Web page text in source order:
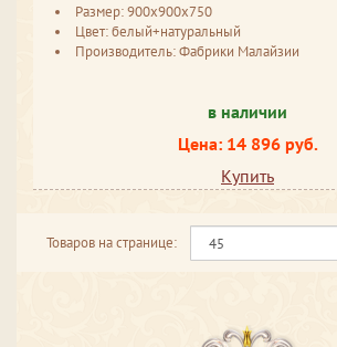
Размер: 900x900x750
Цвет: белый+натуральный
Производитель: Фабрики Малайзии
в наличии
Цена: 14 896 руб.
Купить
Товаров на странице: